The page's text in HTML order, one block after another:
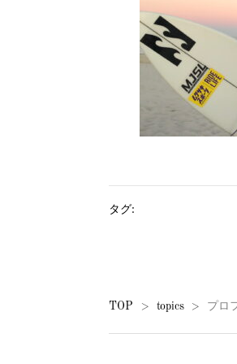
タグ:
TOP > topics > プロ